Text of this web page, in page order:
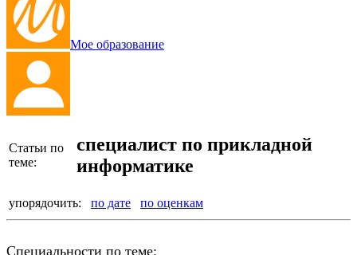
Мое образование
Статьи по
теме:
специалист по прикладной
информатике
упорядочить: по дате по оценкам
Специальности по теме: